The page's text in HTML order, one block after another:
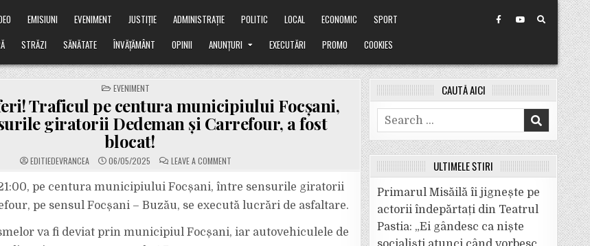
EMISIUNI EVENIMENT JUSTIȚIE ADMINISTRAȚIE POLITIC LOCAL ECONOMIC
SPORT
STRĂZI SĂNĂTATE ÎNVĂȚĂMÂNT OPINII ANUNȚURI EXECUTĂRI PROMO COOKIES
POSTED
IN
EVENIMENT
Traficul pe centura municipiului Focșani,
giratorii Dedeman și Carrefour, a fost
blocat!
EDITIEDEVRANCEA 06/05/2025 LEAVE A COMMENT
ATENȚIE,
TRAFICUL
PE
CENTURA
MUNICIPIULUI
ÎNTRE
SENSURILE
pe centura municipiului Focșani, între sensurile giratorii
pe sensul Focșani – Buzău, se execută lucrări de asfaltare.
va fi deviat prin municipiul Focșani, iar autovehiculele de
CAUTĂ AICI
Search
for:
ULTIMELE ȘTIRI
Primarul Misăilă îi jignește pe
actorii îndepărtați din Teatrul
Pastia: „Ei gândesc ca niște